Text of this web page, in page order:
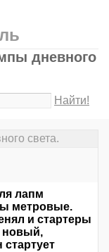
дневного
Найти!
света.
лапм
метровые.
и стартеры
новый,